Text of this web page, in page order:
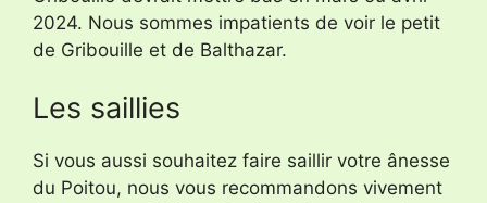
2024. Nous sommes impatients de voir le petit
de Gribouille et de Balthazar.
Les saillies
Si vous aussi souhaitez faire saillir votre ânesse
du Poitou, nous vous recommandons vivement